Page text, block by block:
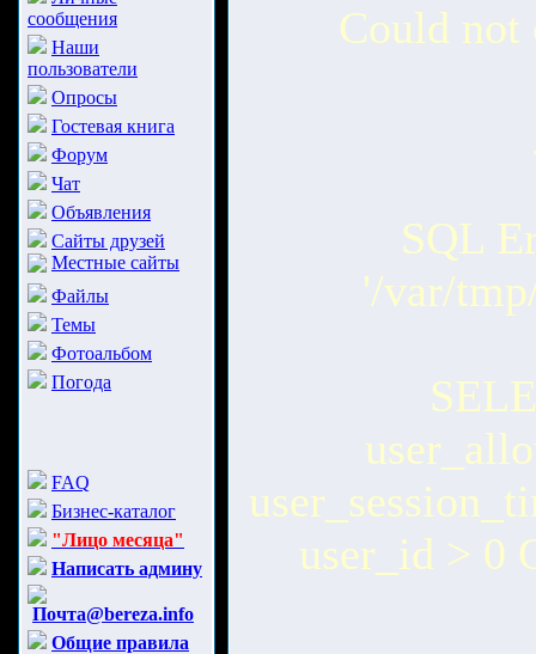
сообщения
Наши
пользователи
Опросы
Гостевая книга
Форум
Чат
Объявления
Сайты друзей
Местные сайты
Файлы
Темы
Фотоальбом
Погода
FAQ
Бизнес-каталог
"Лицо месяца"
Написать админу
Почта@bereza.info
Общие правила
Could not
SQL
'/var/
user_id > 0